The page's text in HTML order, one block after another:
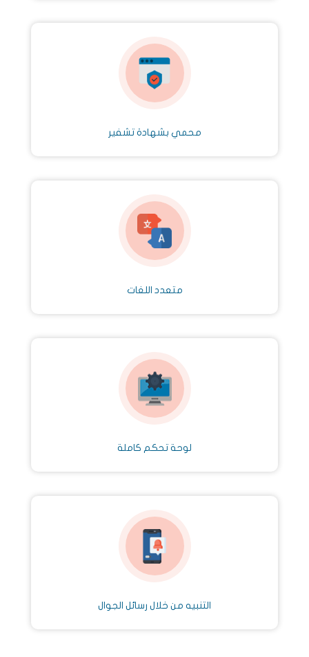
محمي بشهادة تشفير
متعدد اللغات
لوحة تحكم كاملة
التنبيه من خلال رسائل الجوال